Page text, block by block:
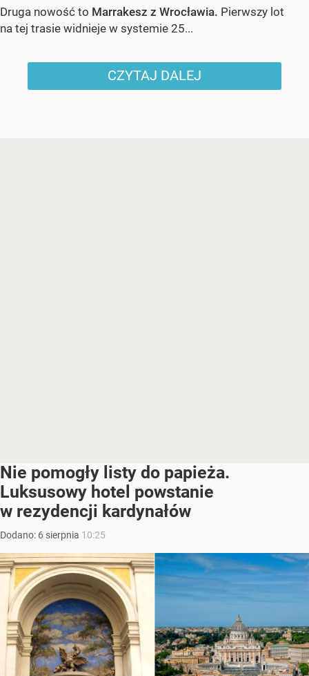
Druga nowość to Marrakesz z Wrocławia. Pierwszy lot
na tej trasie widnieje w systemie 25...
CZYTAJ DALEJ
Nie pomogły listy do papieża.
Luksusowy hotel powstanie
w rezydencji kardynałów
Dodano: 6 sierpnia 10:25